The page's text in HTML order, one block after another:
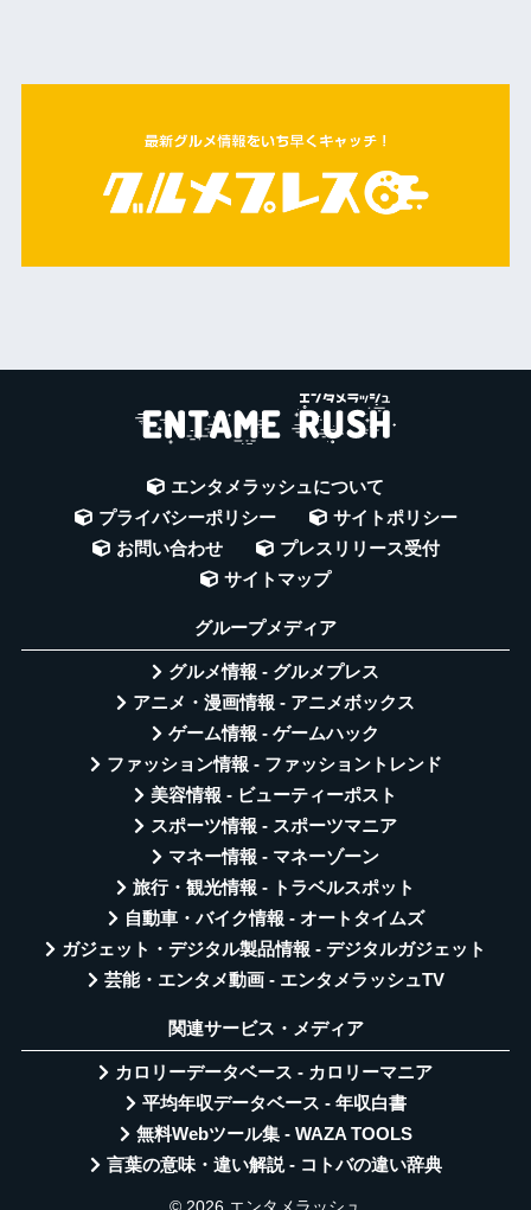
エンタメラッシュについて
プライバシーポリシー
サイトポリシー
お問い合わせ
プレスリリース受付
サイトマップ
グループメディア
グルメ情報 - グルメプレス
アニメ・漫画情報 - アニメボックス
ゲーム情報 - ゲームハック
ファッション情報 - ファッショントレンド
美容情報 - ビューティーポスト
スポーツ情報 - スポーツマニア
マネー情報 - マネーゾーン
旅行・観光情報 - トラベルスポット
自動車・バイク情報 - オートタイムズ
ガジェット・デジタル製品情報 - デジタルガジェット
芸能・エンタメ動画 - エンタメラッシュTV
関連サービス・メディア
カロリーデータベース - カロリーマニア
平均年収データベース - 年収白書
無料Webツール集 - WAZA TOOLS
言葉の意味・違い解説 - コトバの違い辞典